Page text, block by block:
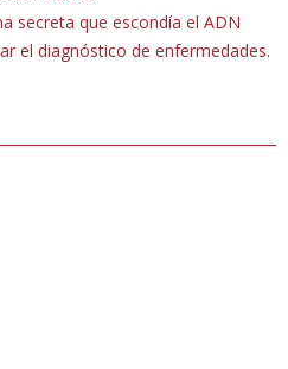
secreta que escondía el ADN
el diagnóstico de enfermedades.